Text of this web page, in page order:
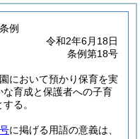
例
令和2年6月18日
条例第18号
において預かり保育を実
育成と保護者への子育
る。
に掲げる用語の意義は、